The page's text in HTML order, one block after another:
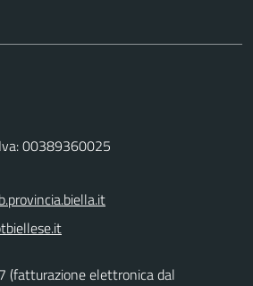
00389360025
(fatturazione elettronica dal